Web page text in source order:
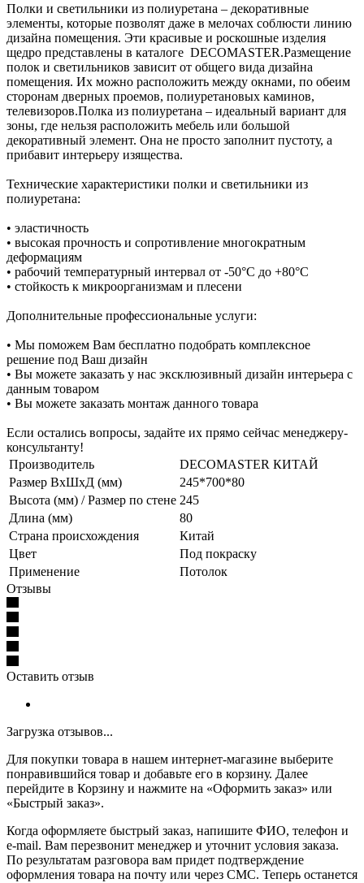
Полки и светильники из полиуретана – декоративные
элементы, которые позволят даже в мелочах соблюсти линию
дизайна помещения. Эти красивые и роскошные изделия
щедро представлены в каталоге DECOMASTER.Размещение
полок и светильников зависит от общего вида дизайна
помещения. Их можно расположить между окнами, по обеим
сторонам дверных проемов, полиуретановых каминов,
телевизоров.Полка из полиуретана – идеальный вариант для
зоны, где нельзя расположить мебель или большой
декоративный элемент. Она не просто заполнит пустоту, а
прибавит интерьеру изящества.
Технические характеристики полки и светильники из
полиуретана:
• эластичность
• высокая прочность и сопротивление многократным
деформациям
• рабочий температурный интервал от -50°С до +80°С
• стойкость к микроорганизмам и плесени
Дополнительные профессиональные услуги:
• Мы поможем Вам бесплатно подобрать комплексное
решение под Ваш дизайн
• Вы можете заказать у нас эксклюзивный дизайн интерьера с
данным товаром
• Вы можете заказать монтаж данного товара
Если остались вопросы, задайте их прямо сейчас менеджеру-
консультанту!
Производитель
DECOMASTER КИТАЙ
Размер ВхШхД (мм)
245*700*80
Высота (мм) / Размер по стене 245
Длина (мм)
80
Страна происхождения
Китай
Цвет
Под покраску
Применение
Потолок
Отзывы
Оставить отзыв
Загрузка отзывов...
Для покупки товара в нашем интернет-магазине выберите
понравившийся товар и добавьте его в корзину. Далее
перейдите в Корзину и нажмите на «Оформить заказ» или
«Быстрый заказ».
Когда оформляете быстрый заказ, напишите ФИО, телефон и
e-mail. Вам перезвонит менеджер и уточнит условия заказа.
По результатам разговора вам придет подтверждение
оформления товара на почту или через СМС. Теперь останется